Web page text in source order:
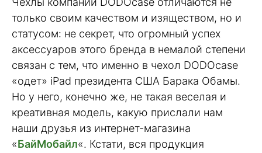
только своим качеством и изяществом, но и
статусом: не секрет, что огромный успех
аксессуаров этого бренда в немалой степени
связан с тем, что именно в чехол DODOcase
«одет» iPad президента США Барака Обамы.
Но у него, конечно же, не такая веселая и
креативная модель, какую прислали нам
наши друзья из интернет-магазина
«БайМобайл«. Кстати, вся продукция